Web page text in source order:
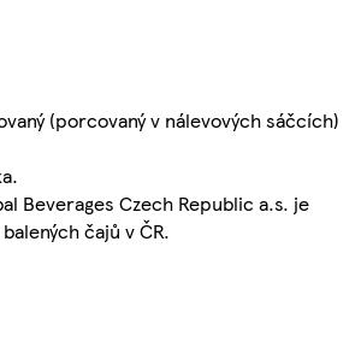
(porcovaný v nálevových sáčcích)
Beverages Czech Republic a.s. je
čajů v ČR.